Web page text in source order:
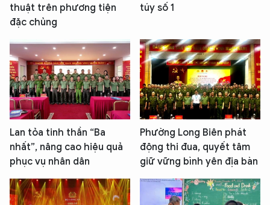
thuật trên phương tiện
đặc chủng
túy số 1
Lan tỏa tinh thần “Ba
nhất”, nâng cao hiệu quả
phục vụ nhân dân
Phường Long Biên phát
động thi đua, quyết tâm
giữ vững bình yên địa bàn